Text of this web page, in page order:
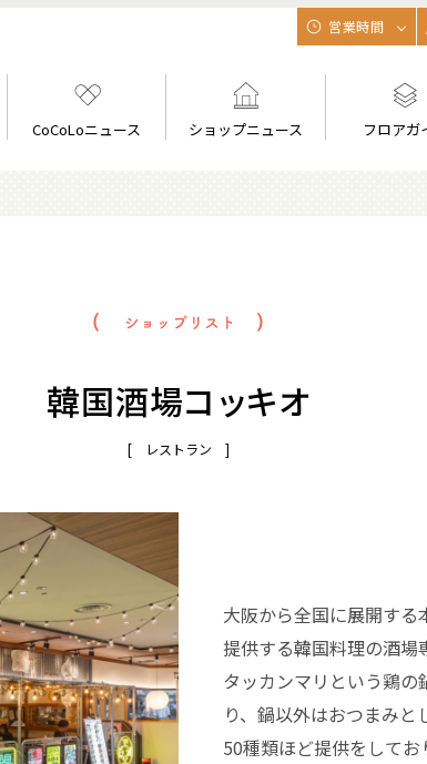
CoCoLoニュース ショップニュース フロアガ
営業時間
韓国酒場コッキオ
[ レストラン ]
大阪から全国に展開す
提供する韓国料理の酒場
タッカンマリという鶏
り、鍋以外はおつまみ
50種類ほど提供をしてお